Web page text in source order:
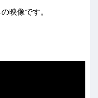
映像です。